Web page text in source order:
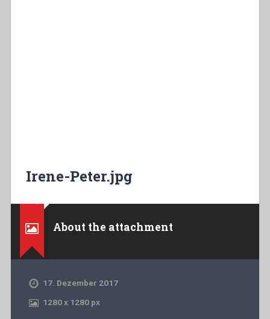
Irene-Peter.jpg
About the attachment
17. Dezember 2017
1280x1280 px